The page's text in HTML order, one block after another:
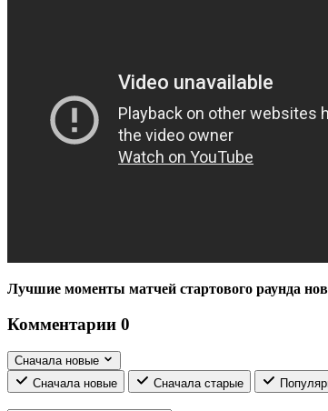
Лучшие моменты матчей стартового раунда
Комментарии 0
Сначала новые
Сначала новые
Сначала старые